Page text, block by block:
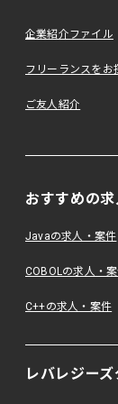
企業紹介ファイル
フリーランスをお
ご友人紹介
おすすめの
Javaの求人・案件
COBOLの求人・
C++の求人・案件
レバレジー